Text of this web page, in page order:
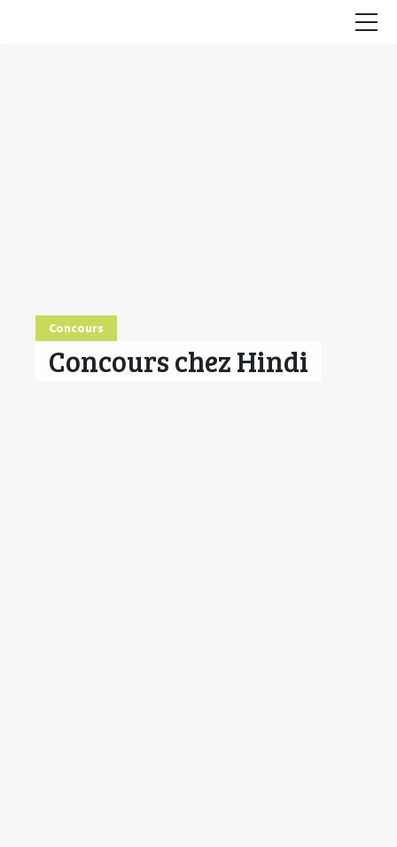
Concours
Concours chez Hindi